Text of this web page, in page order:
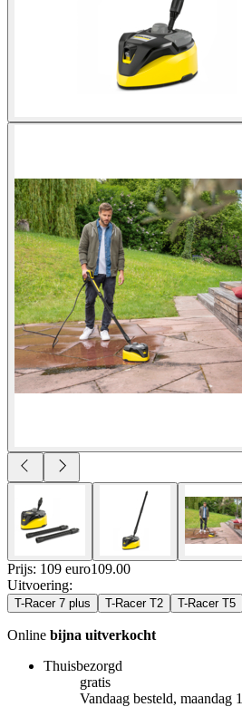
Prijs: 109 euro109.00
Uitvoering:
T-Racer 7 plus T-Racer T2 T-Racer T5
Online bijna uitverkocht
Thuisbezorgd
gratis
Vandaag besteld, maandag